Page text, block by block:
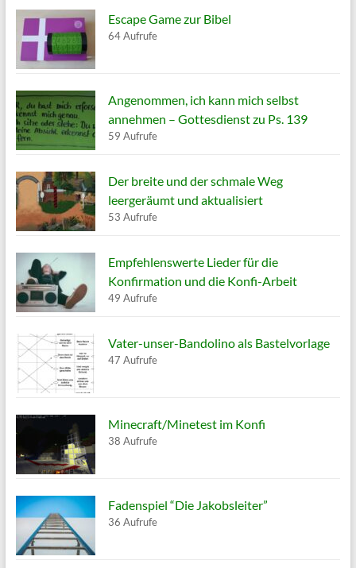
Escape Game zur Bibel
64 Aufrufe
Angenommen, ich kann mich selbst
annehmen – Gottesdienst zu Ps. 139
59 Aufrufe
Der breite und der schmale Weg
leergeräumt und aktualisiert
53 Aufrufe
Empfehlenswerte Lieder für die
Konfirmation und die Konfi-Arbeit
49 Aufrufe
Vater-unser-Bandolino als Bastelvorlage
47 Aufrufe
Minecraft/Minetest im Konfi
38 Aufrufe
Fadenspiel “Die Jakobsleiter”
36 Aufrufe